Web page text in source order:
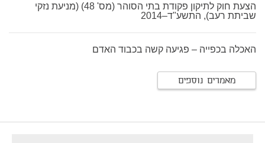
הצעת חוק לתיקון פקודת בתי הסוהר (מס' 48) (מניעת נזקי
שביתת רעב), התשע"ד–2014
האכלה בכפייה – פגיעה קשה בכבוד האדם
מאמרים נוספים